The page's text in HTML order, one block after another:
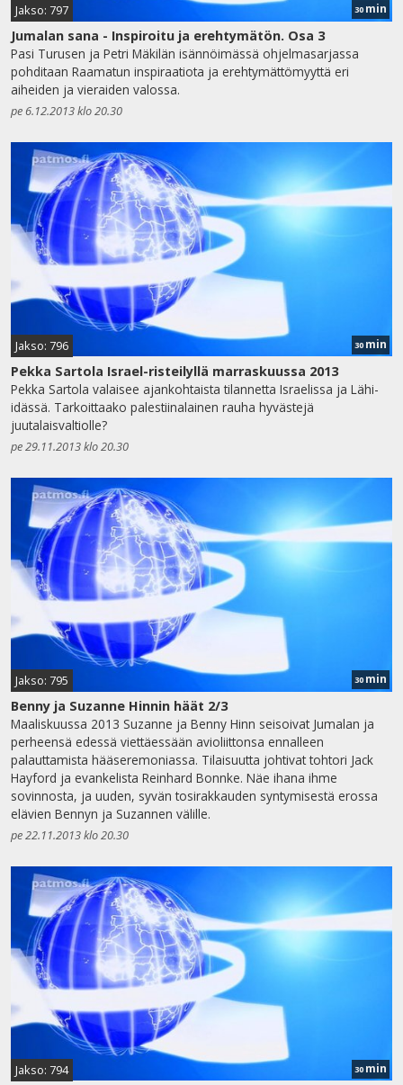
Jakso: 797 30 min
Jumalan sana - Inspiroitu ja erehtymätön. Osa 3
Pasi Turusen ja Petri Mäkilän isännöimässä ohjelmasarjassa
pohditaan Raamatun inspiraatiota ja erehtymättömyyttä eri
aiheiden ja vieraiden valossa.
pe 6.12.2013 klo 20.30
Jakso: 796 30 min
Pekka Sartola Israel-risteilyllä marraskuussa 2013
Pekka Sartola valaisee ajankohtaista tilannetta Israelissa ja Lähi-
idässä. Tarkoittaako palestiinalainen rauha hyvästejä
juutalaisvaltiolle?
pe 29.11.2013 klo 20.30
Jakso: 795 30 min
Benny ja Suzanne Hinnin häät 2/3
Maaliskuussa 2013 Suzanne ja Benny Hinn seisoivat Jumalan ja
perheensä edessä viettäessään avioliittonsa ennalleen
palauttamista hääseremoniassa. Tilaisuutta johtivat tohtori Jack
Hayford ja evankelista Reinhard Bonnke. Näe ihana ihme
sovinnosta, ja uuden, syvän tosirakkauden syntymisestä erossa
elävien Bennyn ja Suzannen välille.
pe 22.11.2013 klo 20.30
Jakso: 794 30 min